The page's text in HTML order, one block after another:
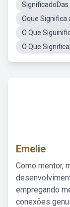
SignificadoDas
Oque Significa
O Que
O Que
Emelie
Como mentor,
empregando
conexões